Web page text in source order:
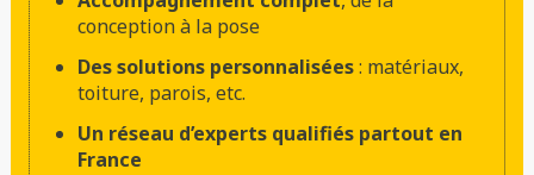
conception à la pose
Des solutions personnalisées: matériaux,
toiture, parois, etc.
Un réseau d’experts qualifiés partout en
France